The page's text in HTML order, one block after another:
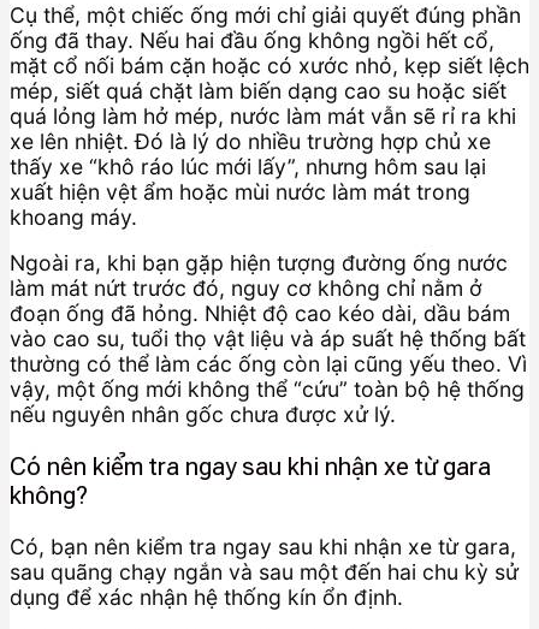
Cụ thể, một chiếc ống mới chỉ giải quyết đúng phần
ống đã thay. Nếu hai đầu ống không ngồi hết cổ,
mặt cổ nối bám cặn hoặc có xước nhỏ, kẹp siết lệch
mép, siết quá chặt làm biến dạng cao su hoặc siết
quá lỏng làm hở mép, nước làm mát vẫn sẽ rỉ ra khi
xe lên nhiệt. Đó là lý do nhiều trường hợp chủ xe
thấy xe “khô ráo lúc mới lấy”, nhưng hôm sau lại
xuất hiện vệt ẩm hoặc mùi nước làm mát trong
khoang máy.
Ngoài ra, khi bạn gặp hiện tượng đường ống nước
làm mát nứt trước đó, nguy cơ không chỉ nằm ở
đoạn ống đã hỏng. Nhiệt độ cao kéo dài, dầu bám
vào cao su, tuổi thọ vật liệu và áp suất hệ thống bất
thường có thể làm các ống còn lại cũng yếu theo. Vì
vậy, một ống mới không thể “cứu” toàn bộ hệ thống
nếu nguyên nhân gốc chưa được xử lý.
Có nên kiểm tra ngay sau khi nhận xe từ gara
không?
Có, bạn nên kiểm tra ngay sau khi nhận xe từ gara,
sau quãng chạy ngắn và sau một đến hai chu kỳ sử
dụng để xác nhận hệ thống kín ổn định.